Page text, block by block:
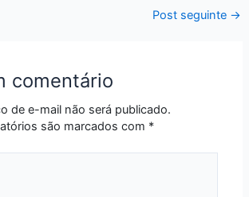
Post seguinte →
comentário
de e-mail não será publicado.
são marcados com *